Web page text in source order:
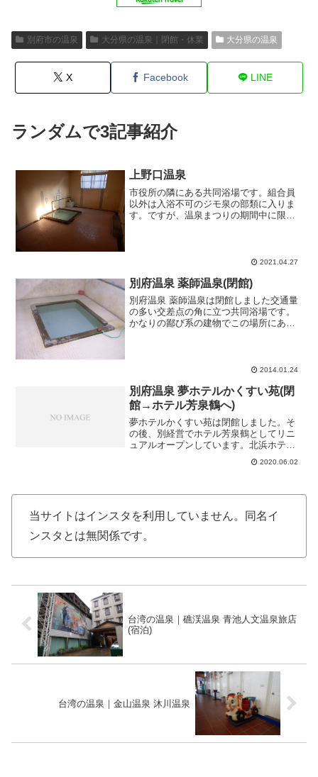
別府市の温泉 大分県の温泉｜閉館・休業 大分県の温泉
X Facebook LINE
ランダムで3記事紹介
上野口温泉
市役所の隣にある共同浴場です。組合員
以外は入浴不可のジモ泉の部類に入りま
す。ですが、温泉まつりの期間中に限定
2021.04.27
別府温泉 薬師温泉(閉館)
別府温泉 薬師温泉は閉館しました交通量
の多い交差点の角に立つ共同浴場です。
かなりの鄙び系の建物でこの場所にある
2014.01.24
別府温泉 夢ホテルかくすい苑(閉
館→ホテル芳泉鶴へ)
夢ホテルかくすい苑は閉館しました。そ
の後、別経営でホテル芳泉鶴としてリニ
ュアルオープンしています。北浜ホテル
群の一角に建つ「かくすい苑」です。館
内に展示されたアンティークコレクショ
2020.06.02
当サイトはインスタを利用していません。同名イ
ンスタとは無関係です。
台湾の温泉｜礁渓温泉 青池人文温泉旅店
(宿泊)
台湾の温泉｜金山温泉 沐川温泉